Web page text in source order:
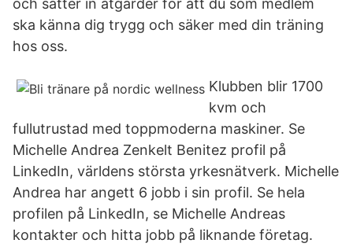
och sätter in åtgärder för att du som medlem
ska känna dig trygg och säker med din träning
hos oss.
Klubben blir 1700
kvm och
fullutrustad med toppmoderna maskiner. Se
Michelle Andrea Zenkelt Benitez profil på
LinkedIn, världens största yrkesnätverk. Michelle
Andrea har angett 6 jobb i sin profil. Se hela
profilen på LinkedIn, se Michelle Andreas
kontakter och hitta jobb på liknande företag.